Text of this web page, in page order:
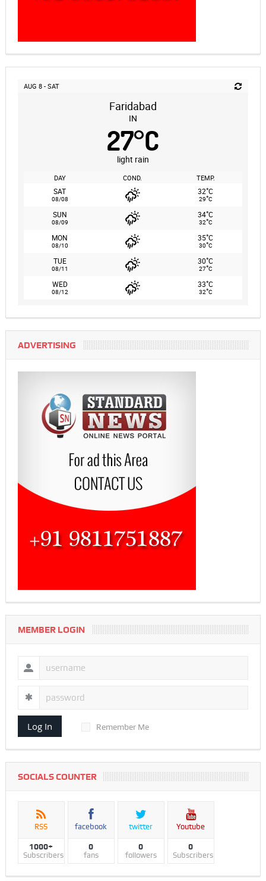
AUG 8 - SAT
Faridabad
IN
27°C
light rain
DAY COND. TEMP.
SAT
08/08
32°C
29°C
SUN
08/09
34°C
32°C
MON
08/10
35°C
30°C
TUE
08/11
30°C
27°C
WED
08/12
33°C
32°C
ADVERTISING
MEMBER LOGIN
Log In Remember Me
SOCIALS COUNTER
RSS
1000+
Subscribers
facebook
0
fans
twitter
0
followers
Youtube
0
Subscribers